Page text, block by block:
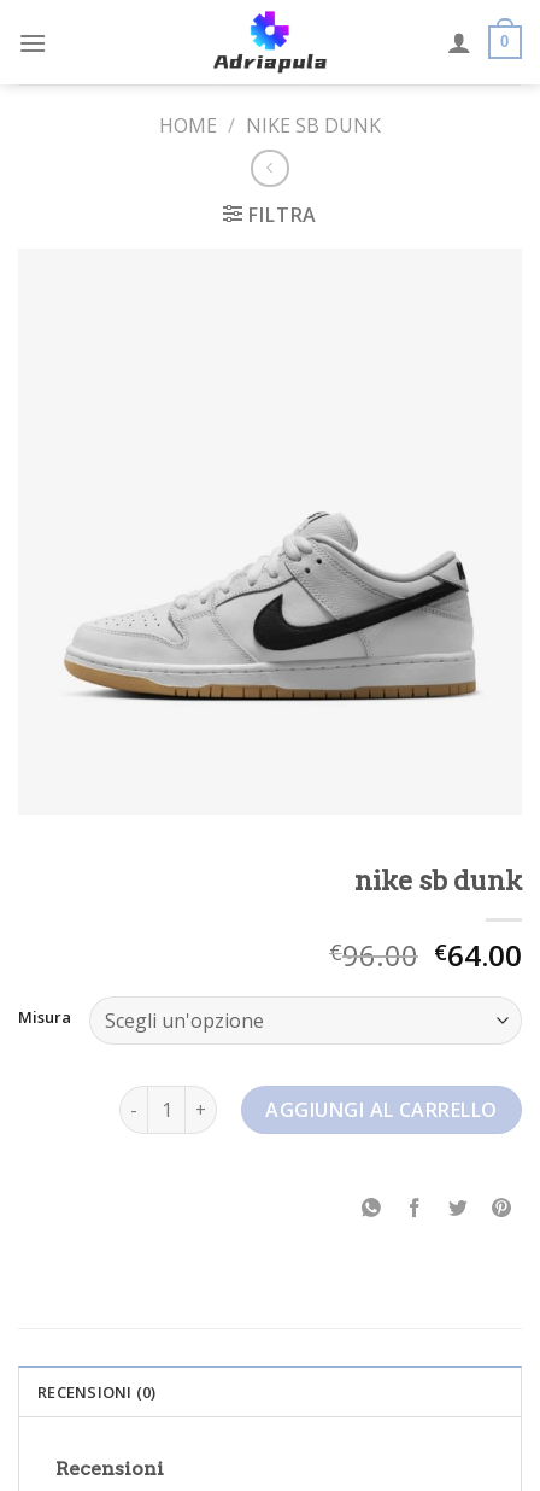
0
HOME / NIKE SB DUNK
FILTRA
nike sb dunk
€96.00 €64.00
Misura
nike sb dunk quantitàAGGIUNGI AL CARRELLO
RECENSIONI (0)
Recensioni